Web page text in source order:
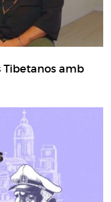
Tibetanos amb